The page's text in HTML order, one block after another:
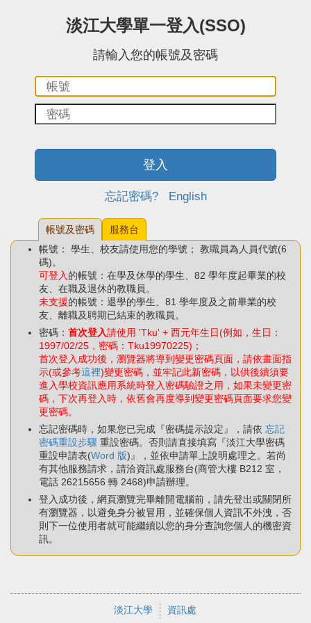
淡江大學單一登入(SSO)
請輸入您的帳號及密碼
碼：
登入
忘記密碼? English
帳號及密碼
服務台
帳號： 學生、校友請使用您的學號； 教職員為人員代號(6
碼)。
可登入 的帳號：在學及休學的學生、82 學年度起畢業的校
友、在職及退休的教職員。
未支援的帳號：退學的學生、81 學年度及之前畢業的校
友、離職及聘期已結束的教職員。
密碼： 首次登入請使用 'Tku' + 西元年生日(例如，生日：
1997/02/25，密碼：Tku19970225)；
首次登入成功後，瀏覽器將導到變更密碼頁面，請依畫面指
示(或參考這裡)變更密碼，並牢記此新密碼，以供後續須要
進入學校資訊應用系統時登入密碼驗證之用，如果未變更密
碼，下次再登入時，依舊會再度導到變更密碼頁面要求您變
更密碼。
忘記密碼時，如果您已完成『密碼提示設定』，請依 忘記
密碼重設步驟 重設密碼。否則請直接填寫『淡江大學密碼
重設申請表(Word 版)』，並依申請單上說明處理之。若尚
有其他服務請求，請洽資訊處服務台(商管大樓 B212 室，
電話 26215656 轉 2468)申請辦理。
登入成功後，網頁瀏覽完畢離開電腦前，請先登出或關閉所
有瀏覽器，以避免身分被冒用，並確保個人資訊不外洩，否
則下一位使用者就可能繼續以您的身分查詢您個人的機密資
訊。
淡江大學 資訊處